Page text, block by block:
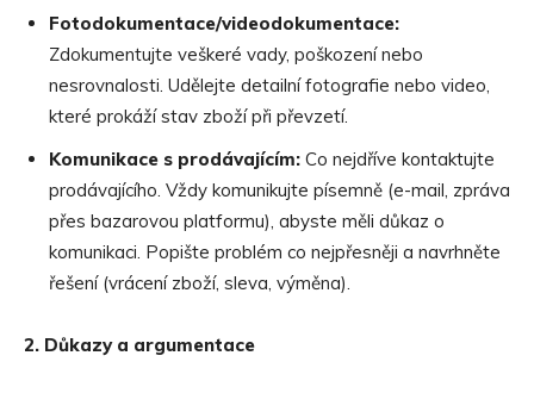
Fotodokumentace/videodokumentace:
Zdokumentujte veškeré vady, poškození nebo
nesrovnalosti. Udělejte detailní fotografie nebo video,
které prokáží stav zboží při převzetí.
Komunikace s prodávajícím: Co nejdříve kontaktujte
prodávajícího. Vždy komunikujte písemně (e-mail, zpráva
přes bazarovou platformu), abyste měli důkaz o
komunikaci. Popište problém co nejpřesněji a navrhněte
řešení (vrácení zboží, sleva, výměna).
2. Důkazy a argumentace